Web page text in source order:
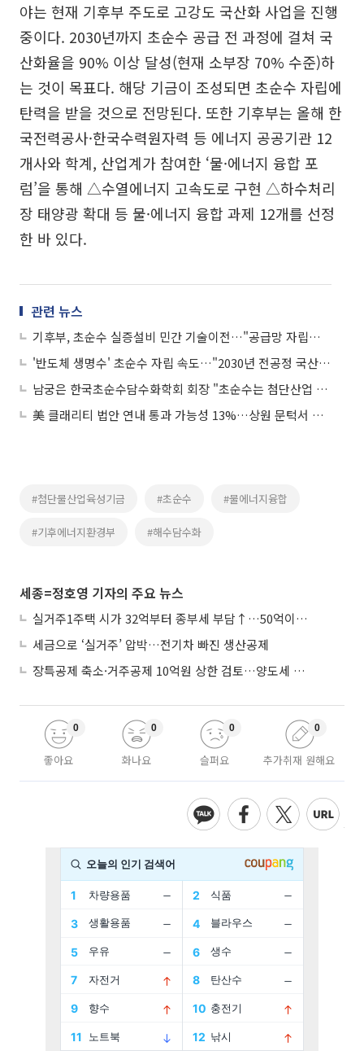
야는 현재 기후부 주도로 고강도 국산화 사업을 진행
중이다. 2030년까지 초순수 공급 전 과정에 걸쳐 국
산화율을 90% 이상 달성(현재 소부장 70% 수준)하
는 것이 목표다. 해당 기금이 조성되면 초순수 자립에
탄력을 받을 것으로 전망된다. 또한 기후부는 올해 한
국전력공사·한국수력원자력 등 에너지 공공기관 12
개사와 학계, 산업계가 참여한 ‘물·에너지 융합 포
럼’을 통해 △수열에너지 고속도로 구현 △하수처리
장 태양광 확대 등 물·에너지 융합 과제 12개를 선정
한 바 있다.
관련 뉴스
기후부, 초순수 실증설비 민간 기술이전…"공급망 자립기반 강화"
'반도체 생명수' 초순수 자립 속도…"2030년 전공정 국산화 90%↑"
남궁은 한국초순수담수화학회 회장 "초순수는 첨단산업 핵심 기반 기술"
美 클래리티 법안 연내 통과 가능성 13%…상원 문턱서 제동
#첨단물산업육성기금 #초순수 #물에너지융합
#기후에너지환경부 #해수담수화
세종=정호영 기자의 주요 뉴스
실거주1주택 시가 32억부터 종부세 부담↑…50억이면 454→979만원
세금으로 ‘실거주’ 압박…전기차 빠진 생산공제
장특공제 축소·거주공제 10억원 상한 검토…양도세 실거주 중심 개편
좋아요
0
화나요
0
슬퍼요
0
추가취재 원해요
0